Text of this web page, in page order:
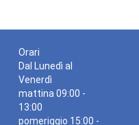
Orari
Dal Lunedì al
Venerdì
mattina 09:00 -
13:00
pomeriggio 15:00 -